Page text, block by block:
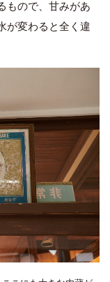
もので、甘みがあ
が変わると全く違